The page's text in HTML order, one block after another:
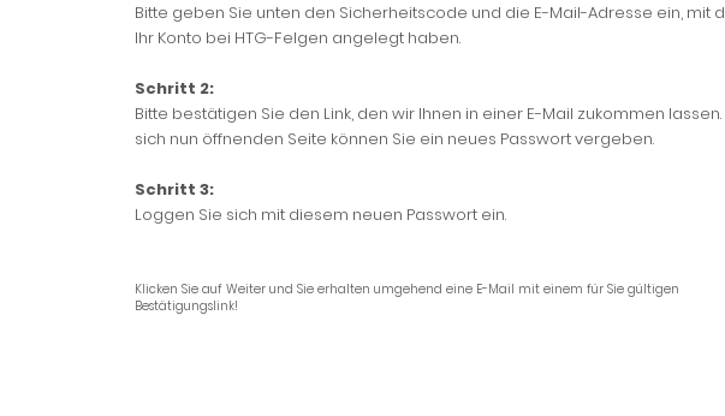
Bitte geben Sie unten den Sicherheitscode und die E-Mail-Adresse ein, mit
Ihr Konto bei HTG-Felgen angelegt haben.
Schritt 2:
Bitte bestätigen Sie den Link, den wir Ihnen in einer E-Mail zukommen
sich nun öffnenden Seite können Sie ein neues Passwort vergeben.
Schritt 3:
Loggen Sie sich mit diesem neuen Passwort ein.
Klicken Sie auf Weiter und Sie erhalten umgehend eine E-Mail mit einem für Sie gültigen
Bestätigungslink!